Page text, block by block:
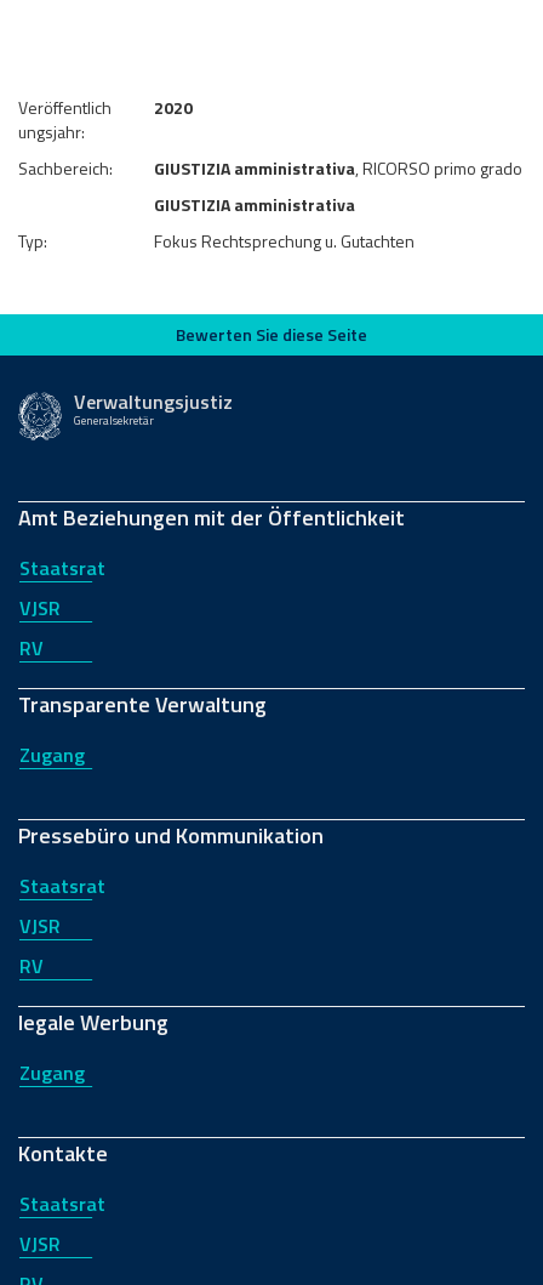
Veröffentlich
ungsjahr:
2020
Sachbereich: GIUSTIZIA amministrativa, RICORSO primo grado
GIUSTIZIA amministrativa
Typ:
Fokus Rechtsprechung u. Gutachten
Bewerten Sie diese Seite
Bewerten Sie diese Seite
Verwaltungsjustiz
Generalsekretär
Amt Beziehungen mit der Öffentlichkeit
Staatsrat
VJSR
RV
Transparente Verwaltung
Zugang
Pressebüro und Kommunikation
Staatsrat
VJSR
RV
legale Werbung
Zugang
Kontakte
Staatsrat
VJSR